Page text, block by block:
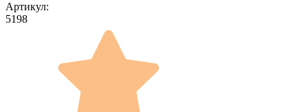
Артикул:
5198